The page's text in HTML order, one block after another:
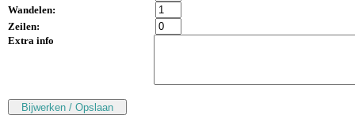
Wandelen:
Zeilen:
Extra info